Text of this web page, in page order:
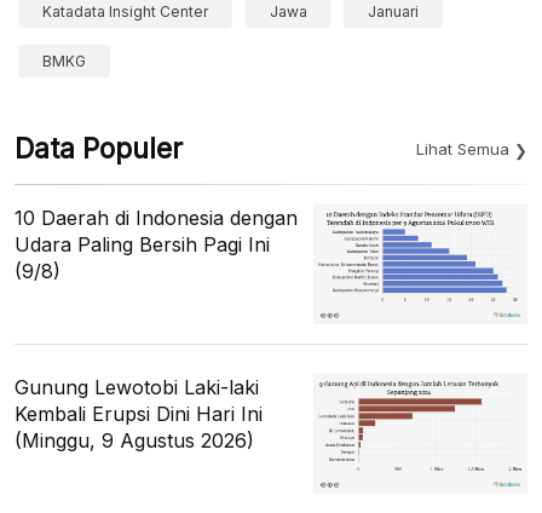
Katadata Insight Center Jawa Januari
BMKG
Data Populer Lihat Semua
10 Daerah di Indonesia dengan
Udara Paling Bersih Pagi Ini
(9/8)
Gunung Lewotobi Laki-laki
Kembali Erupsi Dini Hari Ini
(Minggu, 9 Agustus 2026)